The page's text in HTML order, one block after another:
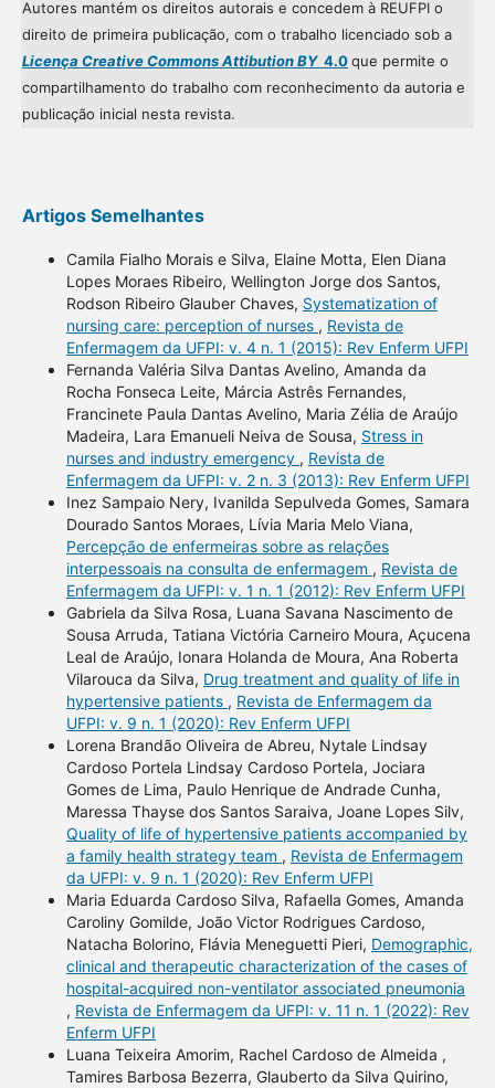
Autores mantém os direitos autorais e concedem à REUFPI o
direito de primeira publicação, com o trabalho licenciado sob a
Licença Creative Commons Attibution BY4.0que permite o
compartilhamento do trabalho com reconhecimento da autoria e
publicação inicial nesta revista.
Artigos Semelhantes
Camila Fialho Morais e Silva, Elaine Motta, Elen Diana
Lopes Moraes Ribeiro, Wellington Jorge dos Santos,
Rodson Ribeiro Glauber Chaves, Systematization of
nursing care: perception of nurses , Revista de
Enfermagem da UFPI: v. 4 n. 1 (2015): Rev Enferm UFPI
Fernanda Valéria Silva Dantas Avelino, Amanda da
Rocha Fonseca Leite, Márcia Astrês Fernandes,
Francinete Paula Dantas Avelino, Maria Zélia de Araújo
Madeira, Lara Emanueli Neiva de Sousa, Stress in
nurses and industry emergency , Revista de
Enfermagem da UFPI: v. 2 n. 3 (2013): Rev Enferm UFPI
Inez Sampaio Nery, Ivanilda Sepulveda Gomes, Samara
Dourado Santos Moraes, Lívia Maria Melo Viana,
Percepção de enfermeiras sobre as relações
interpessoais na consulta de enfermagem , Revista de
Enfermagem da UFPI: v. 1 n. 1 (2012): Rev Enferm UFPI
Gabriela da Silva Rosa, Luana Savana Nascimento de
Sousa Arruda, Tatiana Victória Carneiro Moura, Açucena
Leal de Araújo, Ionara Holanda de Moura, Ana Roberta
Vilarouca da Silva, Drug treatment and quality of life in
hypertensive patients , Revista de Enfermagem da
UFPI: v. 9 n. 1 (2020): Rev Enferm UFPI
Lorena Brandão Oliveira de Abreu, Nytale Lindsay
Cardoso Portela Lindsay Cardoso Portela, Jociara
Gomes de Lima, Paulo Henrique de Andrade Cunha,
Maressa Thayse dos Santos Saraiva, Joane Lopes Silv,
Quality of life of hypertensive patients accompanied by
a family health strategy team , Revista de Enfermagem
da UFPI: v. 9 n. 1 (2020): Rev Enferm UFPI
Maria Eduarda Cardoso Silva, Rafaella Gomes, Amanda
Caroliny Gomilde, João Victor Rodrigues Cardoso,
Natacha Bolorino, Flávia Meneguetti Pieri, Demographic,
clinical and therapeutic characterization of the cases of
hospital-acquired non-ventilator associated pneumonia
, Revista de Enfermagem da UFPI: v. 11 n. 1 (2022): Rev
Enferm UFPI
Luana Teixeira Amorim, Rachel Cardoso de Almeida ,
Tamires Barbosa Bezerra, Glauberto da Silva Quirino,